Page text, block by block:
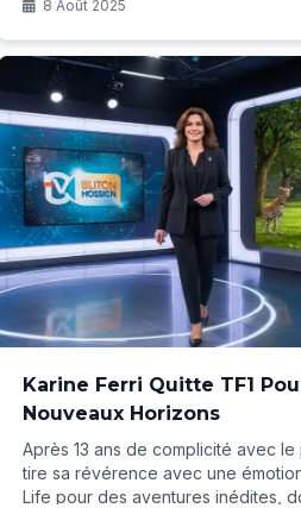
8 Août 2025
Karine Ferri Quitte TF1
Nouveaux Horizons
Après 13 ans de complicité avec le
tire sa révérence avec une
Life pour des aventures inédites,